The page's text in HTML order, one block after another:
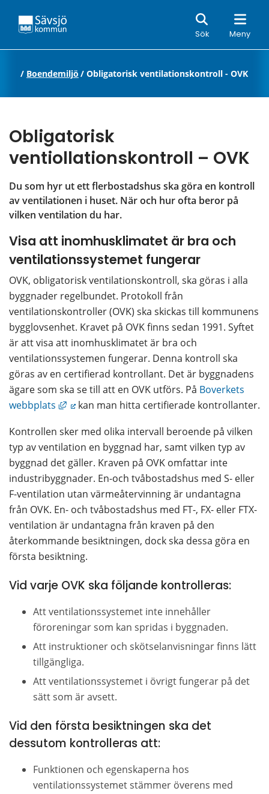
Sök Meny
Sök
/ Boendemiljö / Obligatorisk ventilationskontroll - OVK
Obligatorisk
ventiollationskontroll – OVK
Du som hyr ut ett flerbostadshus ska göra en kontroll
av ventilationen i huset. När och hur ofta beror på
vilken ventilation du har.
Visa att inomhusklimatet är bra och
ventilationssystemet fungerar
OVK, obligatorisk ventilationskontroll, ska göras i alla
byggnader regelbundet. Protokoll från
ventilationskontroller (OVK) ska skickas till kommunens
bygglovsenhet. Kravet på OVK finns sedan 1991. Syftet
är att visa att inomhusklimatet är bra och
ventilationssystemen fungerar. Denna kontroll ska
göras av en certifierad kontrollant. Det är byggnadens
ägare som ska se till att en OVK utförs. På Boverkets
webbplats
Länk till annan webbplats, öppnas i nytt
kan man hitta certifierade kontrollanter.
Kontrollen sker med olika intervall beroende på vilken
typ av ventilation en byggnad har, samt vilken typ av
byggnad det gäller. Kraven på OVK omfattar inte
industribyggnader. En-och tvåbostadshus med S- eller
F-ventilation utan värmeåtervinning är undantagna
från OVK. En- och tvåbostadshus med FT-, FX- eller FTX-
ventilation är undantagna från kraven på den
återkommande besiktningen, dock ska dessa göra en
första besiktning.
Vid varje OVK ska följande kontrolleras:
Att ventilationssystemet inte innehåller
föroreningar som kan spridas i byggnaden.
Att instruktioner och skötselanvisningar finns lätt
tillgängliga.
Att ventilationssystemet i övrigt fungerar på det
sätt som är avsett.
Vid den första besiktningen ska det
dessutom kontrolleras att:
Funktionen och egenskaperna hos
ventilationssystemet stämmer överens med